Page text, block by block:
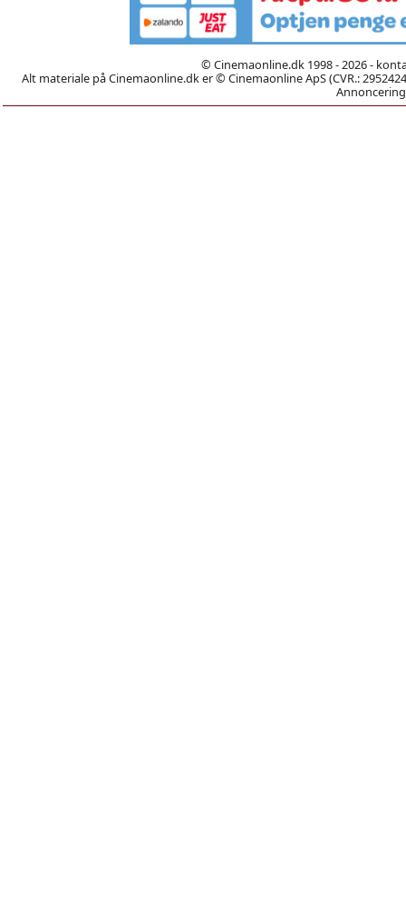
© Cinemaonline.dk 1998 - 2026 -
Alt materiale på Cinemaonline.dk er © Cinemaonline ApS (CVR.: